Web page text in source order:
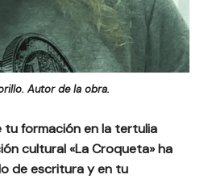
Autor de la obra.
tu formación en la tertulia
cultural «La Croqueta» ha
de escritura y en tu